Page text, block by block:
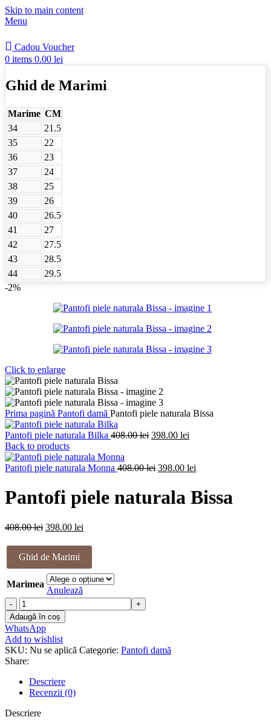
Skip to main content
Menu
Cadou Voucher
0 items 0.00 lei
Ghid de Marimi
Marime CM
34
21.5
35
22
36
23
37
24
38
25
39
26
40
26.5
41
27
42
27.5
43
28.5
44
29.5
-2%
Click to enlarge
Prima pagină Pantofi damă Pantofi piele naturala Bissa
Pantofi piele naturala Bilka 408.00lei Prețul
fost:
398.00 lei
398.00 lei.
Back to products
Pantofi piele naturala Monna 408.00lei Prețul
fost:
398.00 lei
este:
398.00 lei.
Pantofi piele naturala Bissa
408.00lei Prețul
a
fost:
408.00 lei.
398.00 lei
este:
Ghid de Marimi
Marimea
Anulează
Cantitate
Pantofi
piele
naturala
Bissa
Adaugă în coș
WhatsApp
Add to wishlist
SKU: Nu se aplică Categorie: Pantofi damă
Share:
Descriere
Recenzii (0)
Descriere